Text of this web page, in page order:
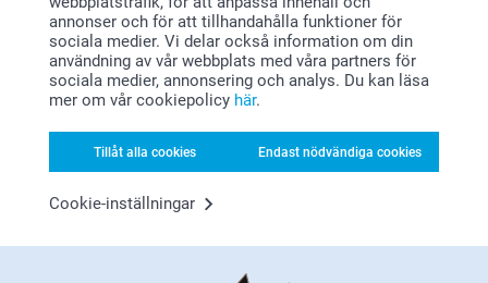
annonser och för att tillhandahålla funktioner för
sociala medier. Vi delar också information om din
användning av vår webbplats med våra partners för
sociala medier, annonsering och analys. Du kan läsa
mer om vår cookiepolicy här.
Tillåt alla cookies Endast nödvändiga cookies
Cookie-inställningar
Registrera dig till vårt nyhetsbrev
Ange din e-postadress här